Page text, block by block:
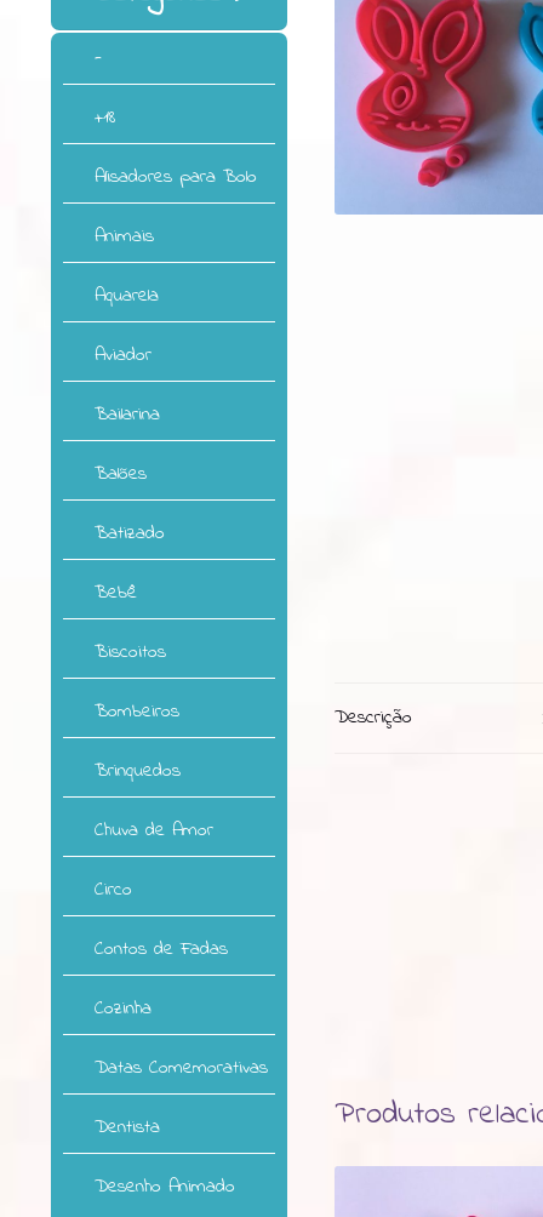
Descrição
Produtos
-
+18
Alisadores para Bolo
Animais
Aquarela
Aviador
Bailarina
Balões
Batizado
Bebê
Biscoitos
Bombeiros
Brinquedos
Chuva de Amor
Circo
Contos de Fadas
Cozinha
Datas Comemorativas
Dentista
Desenho Animado